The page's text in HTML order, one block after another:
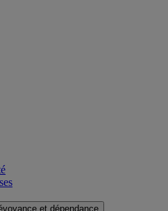
et dépendance